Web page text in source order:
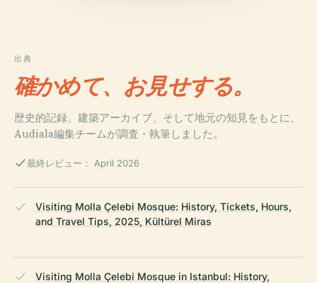
出典
確かめて、お見せする。
歴史的記録、建築アーカイブ、そして地元の知見をもとに、
Audiala編集チームが調査・執筆しました。
最終レビュー： April 2026
Visiting Molla Çelebi Mosque: History, Tickets, Hours,
and Travel Tips, 2025, Kültürel Miras
Visiting Molla Çelebi Mosque in Istanbul: History,